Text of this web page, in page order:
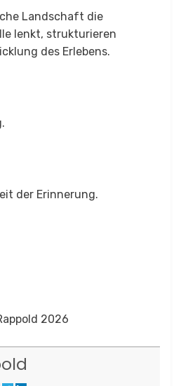
Landschaft die
lenkt, strukturieren
des Erlebens.
der Erinnerung.
2026